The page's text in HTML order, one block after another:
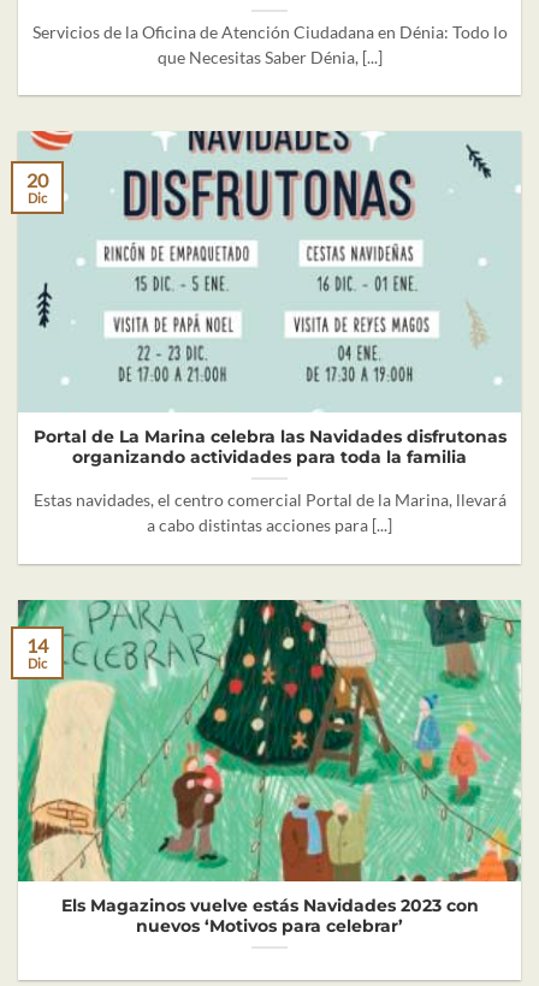
Servicios de la Oficina de Atención Ciudadana en Dénia: Todo lo
que Necesitas Saber Dénia, [...]
Portal de La Marina celebra las Navidades disfrutonas
organizando actividades para toda la familia
Estas navidades, el centro comercial Portal de la Marina, llevará
a cabo distintas acciones para [...]
20
Dic
Els Magazinos vuelve estás Navidades 2023 con
nuevos ‘Motivos para celebrar’
14
Dic